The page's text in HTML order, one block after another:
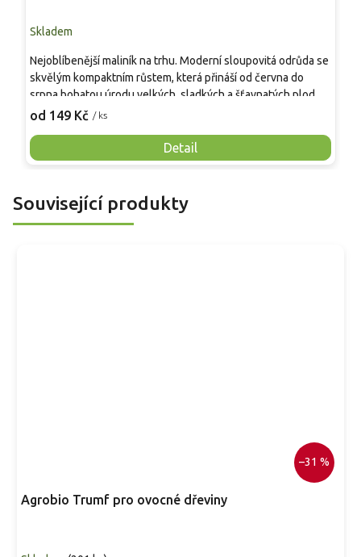
Skladem
od 149 Kč / ks
Detail
Nejoblíbenější maliník na trhu. Moderní sloupovitá odrůda se
skvělým kompaktním růstem, která přináší od června do
srpna bohatou úrodu velkých, sladkých a šťavnatých plodů.
Pevné vzpřímené výhony tvoří elegantní habitus bez
Mrazuvzdornost do −25 °C a spolehlivá vitalita z něj dělají
skvělou volbu pro každého pěstitele.
Související produkty
–31 %
Agrobio Trumf pro ovocné dřeviny